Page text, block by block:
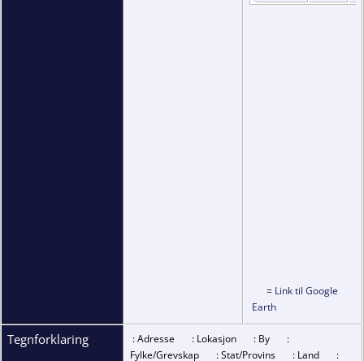
= Link til Google
Earth
Tegnforklaring : Adresse : Lokasjon : By
:
Fylke/Grevskap
: Stat/Provins : Land
: